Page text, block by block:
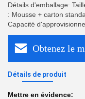
Détails d'emballage:
: Mousse + carton
Capacité
Obtenez le
Détails de produit
Mettre en évidence: